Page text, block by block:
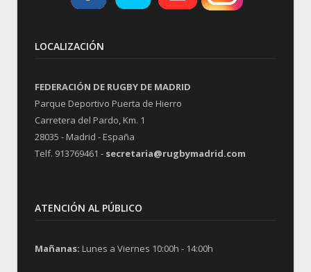
LOCALIZACIÓN
FEDERACIÓN DE RUGBY DE MADRID
Parque Deportivo Puerta de Hierro
Carretera del Pardo, Km. 1
28035 - Madrid - España
Telf. 913769461 - secretaria@rugbymadrid.com
ATENCIÓN AL PÚBLICO
Mañanas: Lunes a Viernes 10:00h - 14:00h